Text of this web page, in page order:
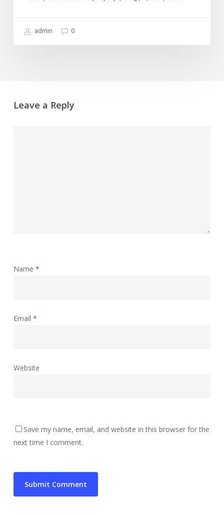
admin 0
Leave a Reply
Name *
Email *
Website
Save my name, email, and website in this browser for the
next time I comment.